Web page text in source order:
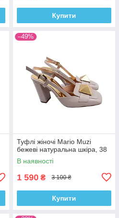
Купити
–49%
Туфлі жіночі Mario Muzi
бежеві натуральна шкіра, 38
В наявності
1 590 ₴ 3 100 ₴
Купити